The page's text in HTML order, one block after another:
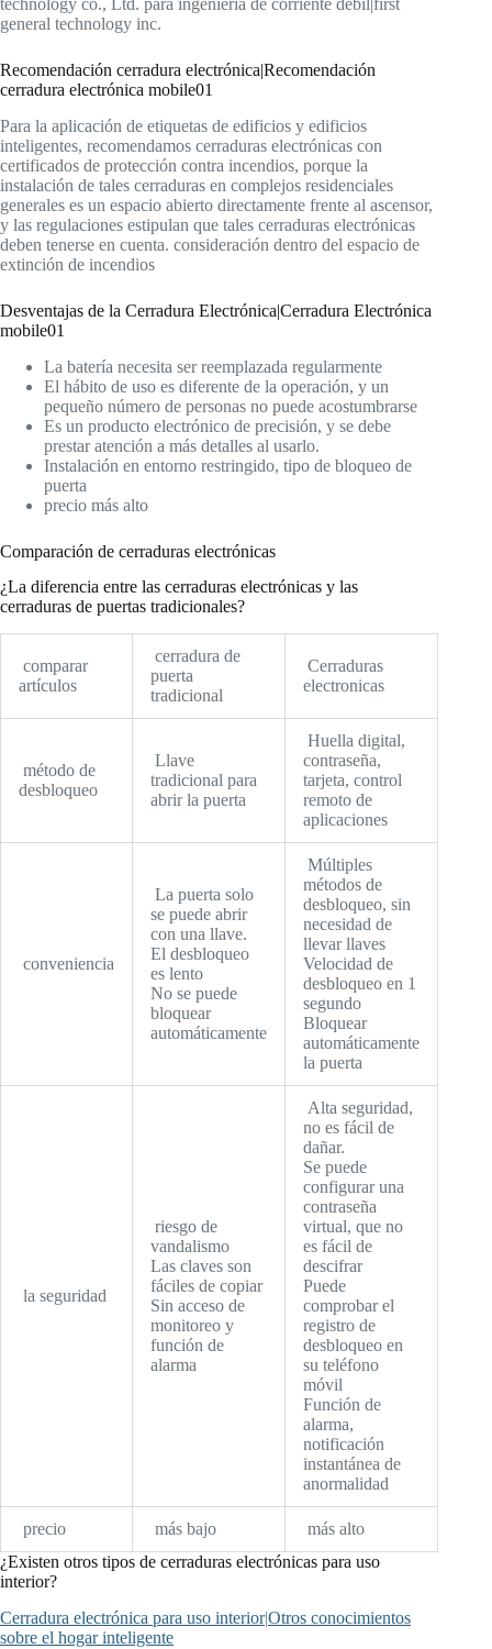
Recomendación cerradura electrónica|Recomendación
cerradura electrónica mobile01
Para la aplicación de etiquetas de edificios y edificios
inteligentes, recomendamos cerraduras electrónicas con
certificados de protección contra incendios, porque la
instalación de tales cerraduras en complejos residenciales
generales es un espacio abierto directamente frente al ascensor,
y las regulaciones estipulan que tales cerraduras electrónicas
deben tenerse en cuenta. consideración dentro del espacio de
extinción de incendios
Desventajas de la Cerradura Electrónica|Cerradura Electrónica
mobile01
La batería necesita ser reemplazada regularmente
El hábito de uso es diferente de la operación, y un
pequeño número de personas no puede acostumbrarse
Es un producto electrónico de precisión, y se debe
prestar atención a más detalles al usarlo.
Instalación en entorno restringido, tipo de bloqueo de
puerta
precio más alto
Comparación de cerraduras electrónicas
¿La diferencia entre las cerraduras electrónicas y las
cerraduras de puertas tradicionales?
comparar
artículos
cerradura de
puerta
tradicional
Cerraduras
electronicas
método de
desbloqueo
Llave
tradicional para
abrir la puerta
Huella digital,
contraseña,
tarjeta, control
remoto de
aplicaciones
conveniencia
La puerta solo
se puede abrir
con una llave.
El desbloqueo
es lento
No se puede
bloquear
automáticamente
Múltiples
métodos de
desbloqueo, sin
necesidad de
llevar llaves
Velocidad de
desbloqueo en 1
segundo
Bloquear
automáticamente
la puerta
la seguridad
riesgo de
vandalismo
Las claves son
fáciles de copiar
Sin acceso de
monitoreo y
función de
alarma
Alta seguridad,
no es fácil de
dañar.
Se puede
configurar una
contraseña
virtual, que no
es fácil de
descifrar
Puede
comprobar el
registro de
desbloqueo en
su teléfono
móvil
Función de
alarma,
notificación
instantánea de
anormalidad
precio más bajo
más alto
¿Existen otros tipos de cerraduras electrónicas para uso
interior?
Cerradura electrónica para uso interior|Otros conocimientos
sobre el hogar inteligente